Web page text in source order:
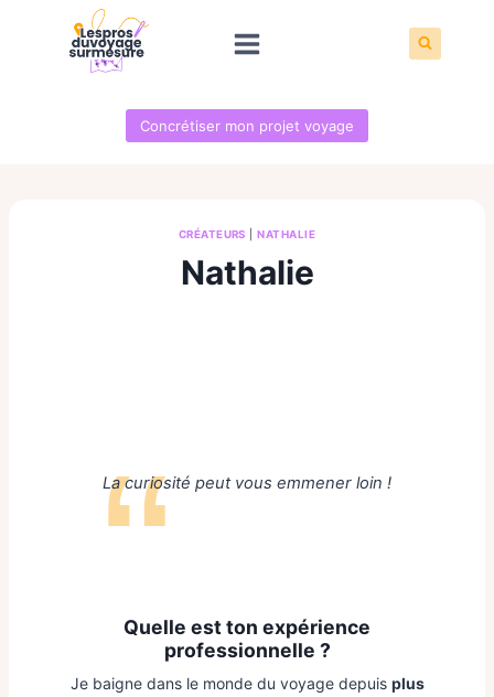
Concrétiser mon projet voyage
CRÉATEURS |NATHALIE
Nathalie
La curiosité peut vous emmener loin !
Quelle est ton expérience
professionnelle ?
Je baigne dans le monde du voyage depuis plus